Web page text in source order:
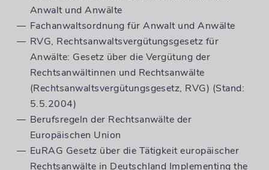
Anwalt und Anwälte
Fachanwaltsordnung für Anwalt und Anwälte
RVG, Rechtsanwaltsvergütungsgesetz für
Anwälte: Gesetz über die Vergütung der
Rechtsanwältinnen und Rechtsanwälte
(Rechtsanwaltsvergütungsgesetz, RVG) (Stand:
5.5.2004)
Berufsregeln der Rechtsanwälte der
Europäischen Union
EuRAG Gesetz über die Tätigkeit europäischer
Rechtsanwälte in Deutschland Implementing the